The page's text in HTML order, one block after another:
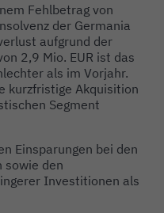
Fehlbetrag von
der Germania
aufgrund der
2,9 Mio. EUR ist das
als im Vorjahr.
kurzfristige Akquisition
Segment
Einsparungen bei den
sowie den
Investitionen als